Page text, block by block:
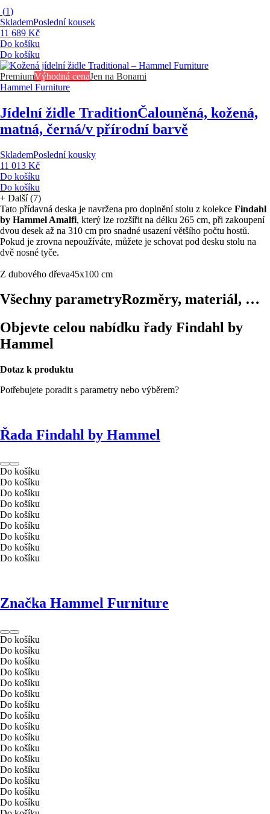
(1)
SklademPoslední kousek
11 689 Kč
Do košíku
Do košíku
PremiumVýhodná cenaJen na Bonami
Hammel Furniture
Jídelní židle TraditionČalouněná, kožená,
matná, černá/v přírodní barvě
SklademPoslední kousky
11 013 Kč
Do košíku
Do košíku
+ Další (7)
Tato přídavná deska je navržena pro doplnění stolu z kolekce Findahl
by Hammel Amalfi, který lze rozšířit na délku 265 cm, při zakoupení
dvou desek až na 310 cm pro snadné usazení většího počtu hostů.
Pokud je zrovna nepoužíváte, můžete je schovat pod desku stolu na
dvě nosné tyče.
Z dubového dřeva45x100 cm
Všechny parametryRozměry, materiál, …
Objevte celou nabídku řady Findahl by
Hammel
Dotaz k produktu
Potřebujete poradit s parametry nebo výběrem?
Řada Findahl by Hammel
Do košíku
Do košíku
Do košíku
Do košíku
Do košíku
Do košíku
Do košíku
Do košíku
Do košíku
Značka Hammel Furniture
Do košíku
Do košíku
Do košíku
Do košíku
Do košíku
Do košíku
Do košíku
Do košíku
Do košíku
Do košíku
Do košíku
Do košíku
Do košíku
Do košíku
Do košíku
Do košíku